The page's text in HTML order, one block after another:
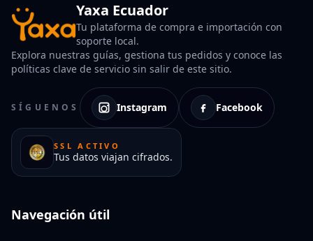
Yaxa Ecuador
Tu plataforma de compra e importación con
soporte local.
Explora nuestras guías, gestiona tus pedidos y conoce las
políticas clave de servicio sin salir de este sitio.
SÍGUENOS Instagram Facebook
SSL ACTIVO
Tus datos viajan cifrados.
Navegación útil